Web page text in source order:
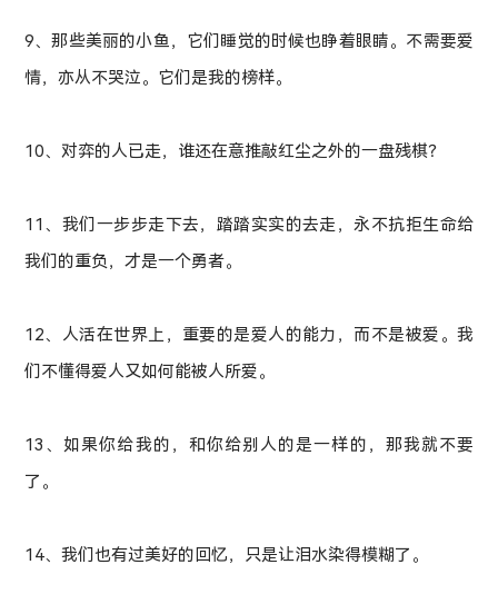
9、那些美丽的小鱼，它们睡觉的时候也睁着眼睛。不需要爱
情，亦从不哭泣。它们是我的榜样。
10、对弈的人已走，谁还在意推敲红尘之外的一盘残棋？
11、我们一步步走下去，踏踏实实的去走，永不抗拒生命给
我们的重负，才是一个勇者。
12、人活在世界上，重要的是爱人的能力，而不是被爱。我
们不懂得爱人又如何能被人所爱。
13、如果你给我的，和你给别人的是一样的，那我就不要
了。
14、我们也有过美好的回忆，只是让泪水染得模糊了。